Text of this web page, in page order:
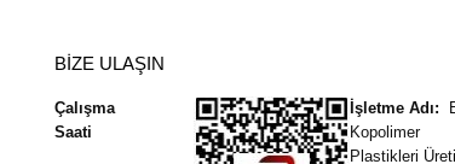
BİZE ULAŞIN
Çalışma
Saati
İşletme Adı:
Kopolimer
Plastikleri